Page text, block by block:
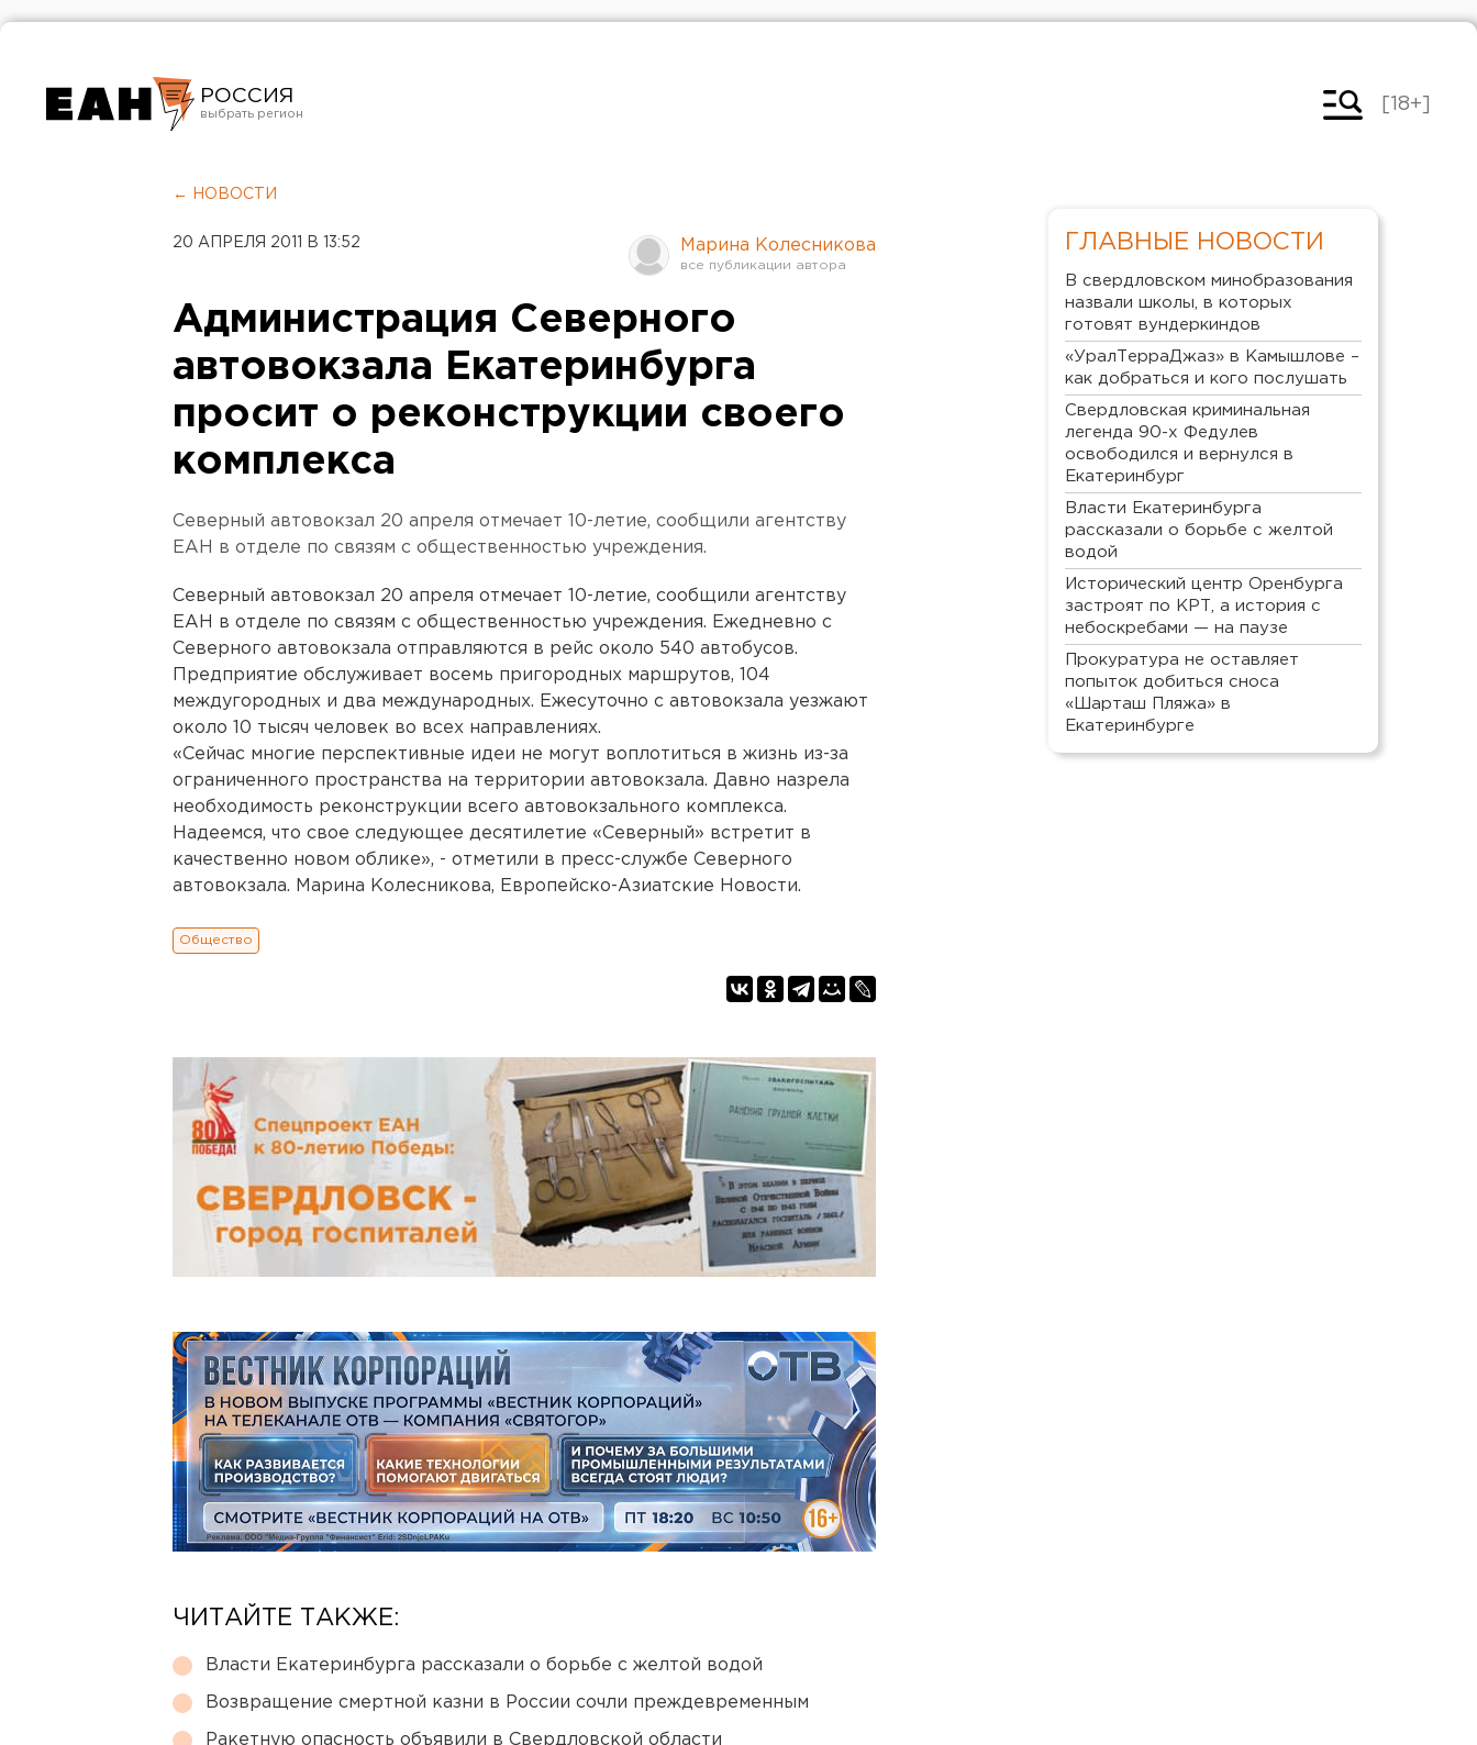
РОССИЯ
Челябинск
[18+]
← НОВОСТИ
20 АПРЕЛЯ 2011 В 13:52 Марина Колесникова
Администрация Северного
автовокзала Екатеринбурга
просит о реконструкции своего
комплекса
Северный автовокзал 20 апреля отмечает 10-летие, сообщили агентству
ЕАН в отделе по связям с общественностью учреждения.
Северный автовокзал 20 апреля отмечает 10-летие, сообщили агентству
ЕАН в отделе по связям с общественностью учреждения. Ежедневно с
Северного автовокзала отправляются в рейс около 540 автобусов.
Предприятие обслуживает восемь пригородных маршрутов, 104
междугородных и два международных. Ежесуточно с автовокзала уезжают
около 10 тысяч человек во всех направлениях.
«Сейчас многие перспективные идеи не могут воплотиться в жизнь из-за
ограниченного пространства на территории автовокзала. Давно назрела
необходимость реконструкции всего автовокзального комплекса.
Надеемся, что свое следующее десятилетие «Северный» встретит в
качественно новом облике», - отметили в пресс-службе Северного
автовокзала. Марина Колесникова, Европейско-Азиатские Новости.
Общество
ЧИТАЙТЕ ТАКЖЕ:
Власти Екатеринбурга рассказали о борьбе с желтой водой
Возвращение смертной казни в России сочли преждевременным
Ракетную опасность объявили в Свердловской области
ГЛАВНЫЕ НОВОСТИ
В свердловском минобразования
назвали школы, в которых
готовят вундеркиндов
«УралТерраДжаз» в Камышлове –
как добраться и кого послушать
Свердловская криминальная
легенда 90-х Федулев
освободился и вернулся в
Екатеринбург
Власти Екатеринбурга
рассказали о борьбе с желтой
водой
Исторический центр Оренбурга
застроят по КРТ, а история с
небоскребами — на паузе
Прокуратура не оставляет
попыток добиться сноса
«Шарташ Пляжа» в
Екатеринбурге